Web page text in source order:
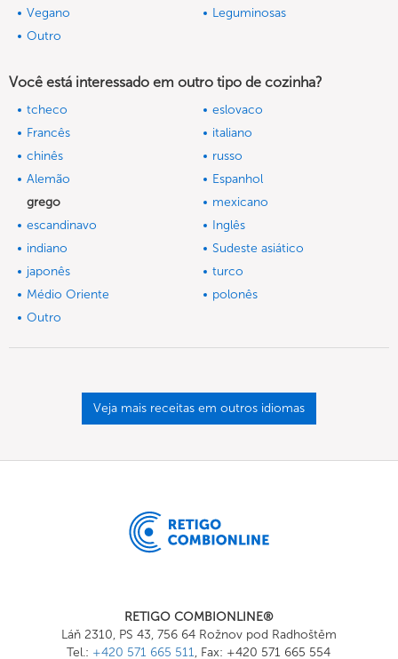
Vegano
Leguminosas
Outro
Você está interessado em outro tipo de cozinha?
tcheco
eslovaco
Francês
italiano
chinês
russo
Alemão
Espanhol
grego
mexicano
escandinavo
Inglês
indiano
Sudeste asiático
japonês
turco
Médio Oriente
polonês
Outro
Veja mais receitas em outros idiomas
RETIGO COMBIONLINE®
Láň 2310, PS 43, 756 64 Rožnov pod Radhoštěm
Tel.: +420 571 665 511, Fax: +420 571 665 554